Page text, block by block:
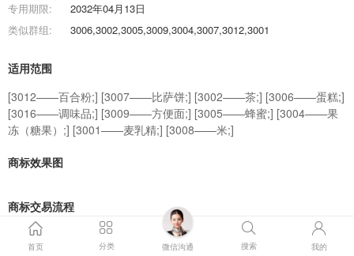
专用期限:
2032年04月13日
类似群组:
3006,3002,3005,3009,3004,3007,3012,3001
适用范围
[3012——百合粉;] [3007——比萨饼;] [3002——茶;] [3006——蛋糕;]
[3016——调味品;] [3009——方便面;] [3005——蜂蜜;] [3004——果
冻（糖果）;] [3001——麦乳精;] [3008——米;]
商标效果图
商标交易流程
首页 分类 微信沟通 搜索 我的